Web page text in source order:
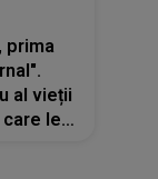
prima
al vieții
le-